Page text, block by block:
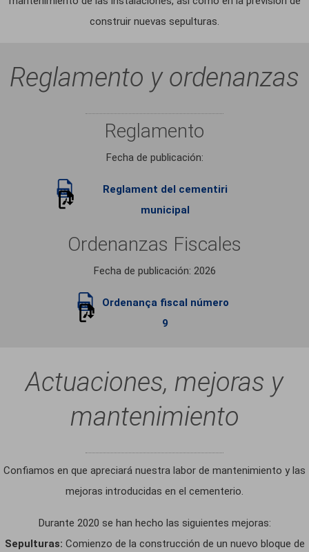
construir nuevas sepulturas.
Reglamento y ordenanzas
Reglamento
Fecha de publicación:
Reglament del cementiri
municipal
Ordenanzas Fiscales
Fecha de publicación: 2026
Ordenança fiscal número
9
Actuaciones, mejoras y
mantenimiento
Confiamos en que apreciará nuestra labor de mantenimiento y las
mejoras introducidas en el cementerio.
Durante 2020 se han hecho las siguientes mejoras:
Sepulturas: Comienzo de la construcción de un nuevo bloque de